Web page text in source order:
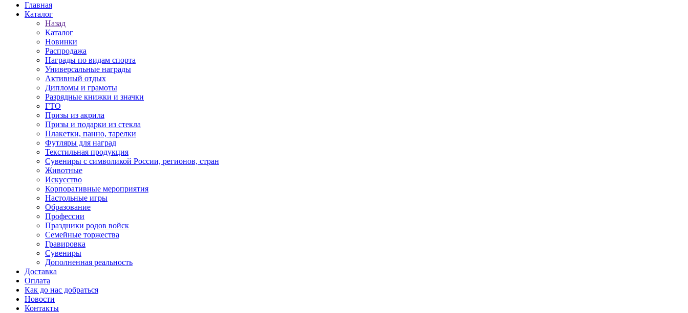
Главная
Каталог
Назад
Каталог
Новинки
Распродажа
Награды по видам спорта
Универсальные награды
Активный отдых
Дипломы и грамоты
Разрядные книжки и значки
ГТО
Призы из акрила
Призы и подарки из стекла
Плакетки, панно, тарелки
Футляры для наград
Текстильная продукция
Сувениры с символикой России, регионов, стран
Животные
Искусство
Корпоративные мероприятия
Настольные игры
Образование
Профессии
Праздники родов войск
Семейные торжества
Гравировка
Сувениры
Дополненная реальность
Доставка
Оплата
Как до нас добраться
Новости
Контакты